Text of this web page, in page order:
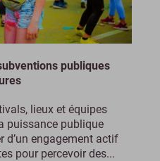
publiques
lieux et équipes
puissance publique
d’un engagement actif
pour percevoir des...